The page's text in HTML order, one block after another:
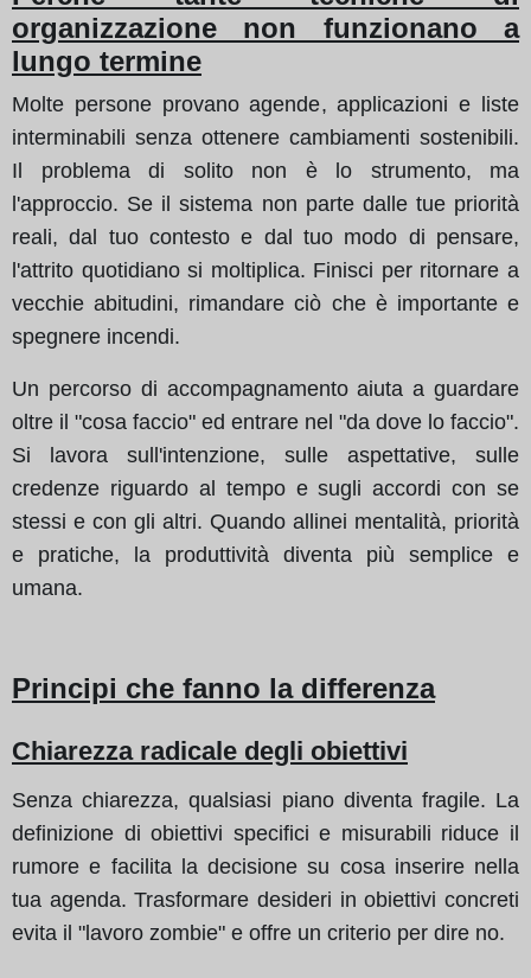
organizzazione non funzionano a
lungo termine
Molte persone provano agende, applicazioni e liste
interminabili senza ottenere cambiamenti sostenibili.
Il problema di solito non è lo strumento, ma
l'approccio. Se il sistema non parte dalle tue priorità
reali, dal tuo contesto e dal tuo modo di pensare,
l'attrito quotidiano si moltiplica. Finisci per ritornare a
vecchie abitudini, rimandare ciò che è importante e
spegnere incendi.
Un percorso di accompagnamento aiuta a guardare
oltre il "cosa faccio" ed entrare nel "da dove lo faccio".
Si lavora sull'intenzione, sulle aspettative, sulle
credenze riguardo al tempo e sugli accordi con se
stessi e con gli altri. Quando allinei mentalità, priorità
e pratiche, la produttività diventa più semplice e
umana.
Principi che fanno la differenza
Chiarezza radicale degli obiettivi
Senza chiarezza, qualsiasi piano diventa fragile. La
definizione di obiettivi specifici e misurabili riduce il
rumore e facilita la decisione su cosa inserire nella
tua agenda. Trasformare desideri in obiettivi concreti
evita il "lavoro zombie" e offre un criterio per dire no.